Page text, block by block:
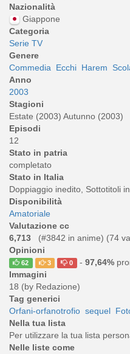
Nazionalità
Giappone
Categoria
Serie TV
Genere
Commedia
Ecchi Harem
Anno
2003
Stagioni
Estate (2003) Autunno (2003)
Episodi
12
Stato in patria
completato
Stato in Italia
Doppiaggio inedito, Sottotitoli
Disponibilità
Amatoriale
Valutazione cc
6,713
(#3842 in anime) (74
Opinioni
62 3 0 - 97,64%
Immagini
18 (by Redazione)
Tag generici
Orfani-orfanotrofio sequel
Nella tua lista
Per utilizzare la tua lista
Nelle liste come